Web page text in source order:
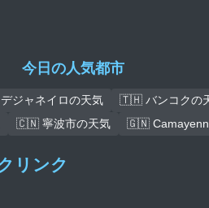
今日の人気都市
ジャネイロの天気 🇹🇭 バンコクの
🇨🇳 寧波市の天気 🇬🇳
リンク